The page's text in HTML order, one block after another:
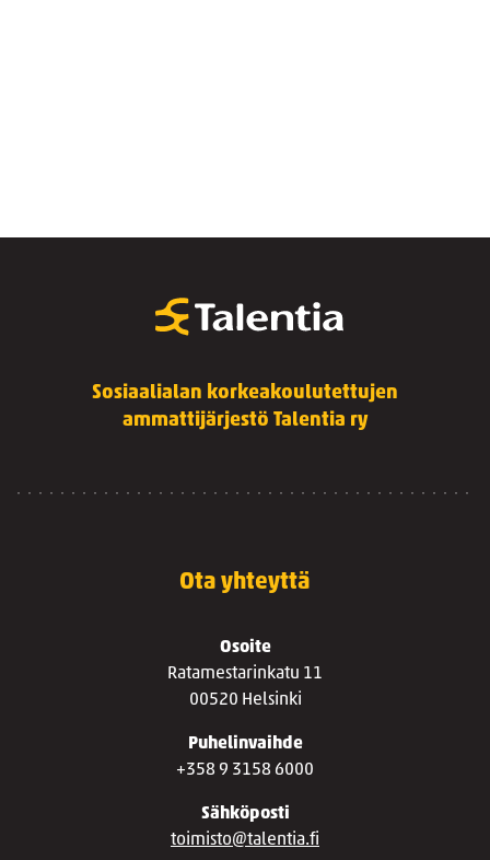
Sosiaalialan korkeakoulutettujen
ammattijärjestö Talentia ry
Ota yhteyttä
Osoite
Ratamestarinkatu 11
00520 Helsinki
Puhelinvaihde
+358 9 3158 6000
Sähköposti
toimisto@talentia.fi